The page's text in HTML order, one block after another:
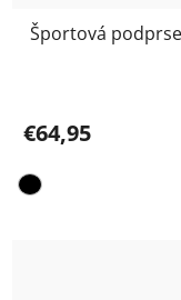
Športová
€64,95